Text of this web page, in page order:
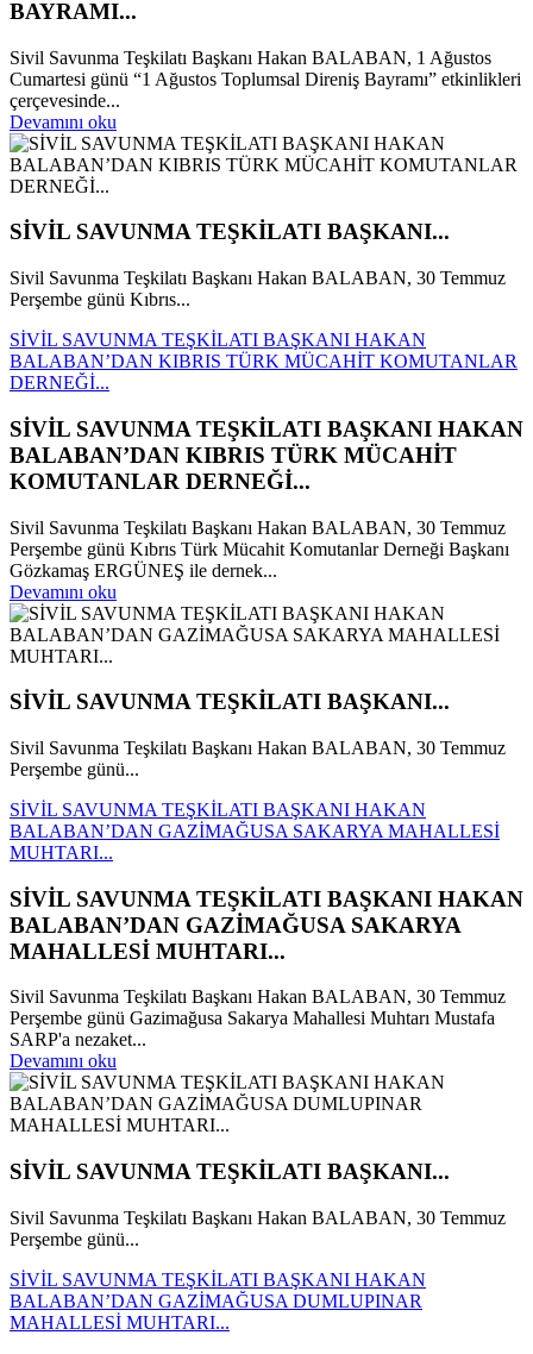
BAYRAMI...
Sivil Savunma Teşkilatı Başkanı Hakan BALABAN, 1 Ağustos
Cumartesi günü “1 Ağustos Toplumsal Direniş Bayramı” etkinlikleri
çerçevesinde...
Devamını oku
SİVİL SAVUNMA TEŞKİLATI BAŞKANI...
Sivil Savunma Teşkilatı Başkanı Hakan BALABAN, 30 Temmuz
Perşembe günü Kıbrıs...
SİVİL SAVUNMA TEŞKİLATI BAŞKANI HAKAN
BALABAN’DAN KIBRIS TÜRK MÜCAHİT KOMUTANLAR
DERNEĞİ...
SİVİL SAVUNMA TEŞKİLATI BAŞKANI HAKAN
BALABAN’DAN KIBRIS TÜRK MÜCAHİT
KOMUTANLAR DERNEĞİ...
Sivil Savunma Teşkilatı Başkanı Hakan BALABAN, 30 Temmuz
Perşembe günü Kıbrıs Türk Mücahit Komutanlar Derneği Başkanı
Gözkamaş ERGÜNEŞ ile dernek...
Devamını oku
SİVİL SAVUNMA TEŞKİLATI BAŞKANI...
Sivil Savunma Teşkilatı Başkanı Hakan BALABAN, 30 Temmuz
Perşembe günü...
SİVİL SAVUNMA TEŞKİLATI BAŞKANI HAKAN
BALABAN’DAN GAZİMAĞUSA SAKARYA MAHALLESİ
MUHTARI...
SİVİL SAVUNMA TEŞKİLATI BAŞKANI HAKAN
BALABAN’DAN GAZİMAĞUSA SAKARYA
MAHALLESİ MUHTARI...
Sivil Savunma Teşkilatı Başkanı Hakan BALABAN, 30 Temmuz
Perşembe günü Gazimağusa Sakarya Mahallesi Muhtarı Mustafa
SARP'a nezaket...
Devamını oku
SİVİL SAVUNMA TEŞKİLATI BAŞKANI...
Sivil Savunma Teşkilatı Başkanı Hakan BALABAN, 30 Temmuz
Perşembe günü...
SİVİL SAVUNMA TEŞKİLATI BAŞKANI HAKAN
BALABAN’DAN GAZİMAĞUSA DUMLUPINAR
MAHALLESİ MUHTARI...